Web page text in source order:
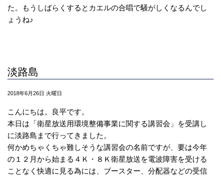
た。もうしばらくするとカエルの合唱で騒がしくなるんでし
ょうね♪
淡路島
2018年6月26日 火曜日
こんにちは。良平です。
本日は「衛星放送用環境整備事業に関する講習会」を受講し
に淡路島まで行ってきました。
何かめちゃくちゃ難しそうな講習会の名前ですが、要は今年
の１２月から始まる４Ｋ・８Ｋ衛星放送を電波障害を受ける
ことなく快適に見る為には、ブースター、分配器などの受信